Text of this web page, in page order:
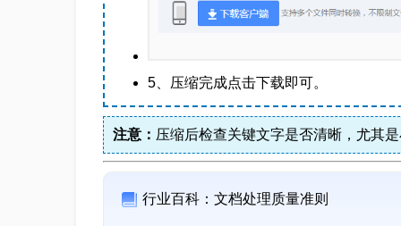
5、压缩完成点击下载即可。
注意： 压缩后检查关键文字是否清晰，尤其
行业百科：文档处理质量准则